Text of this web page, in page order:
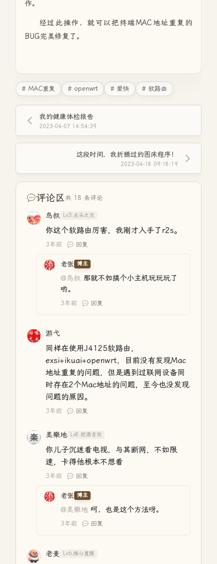
作。
经过此操作，就可以把终端MAC地址重复的
BUG完美修复了。
# MAC重复 # openwrt # 爱快 # 软路由
我的健康体检报告
2023-04-07 14:54:39
这段时间，我折腾过的图床程序！
2023-04-18 09:18:19
评论区共 18 条评论
鸟叔 Lv3.点头之交
你这个软路由厉害，我刚才入手了r2s。
3年前 回复
老张 博主
@鸟叔 那就不如搞个小主机玩玩玩了
哟。
3年前 回复
游弋
同样在使用J4125软路由，
exsi+ikuai+openwrt，目前没有发现Mac
地址重复的问题，但是遇到过联网设备同
时存在2个Mac地址的问题，至今也没发现
问题的原因。
3年前 回复
美樂地 Lv8.把酒言欢
你儿子沉迷看电视，与其断网，不如限
速，卡得他根本不想看
3年前 回复
老张 博主
@美樂地 呵，也是这个方法呀。
3年前 回复
老麦 Lv6.推心置腹